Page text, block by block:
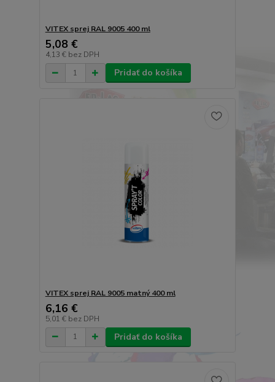
VITEX sprej RAL 9005 400 ml
5,08 €
4,13 € bez DPH
Pridať do košíka
VITEX sprej RAL 9005 matný 400 ml
6,16 €
5,01 € bez DPH
Pridať do košíka